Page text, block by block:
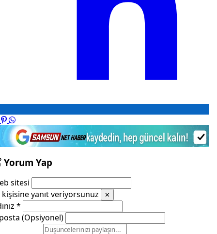
Yorum Yap
sitesi
kişisine yanıt veriyorsunuz
✕
*
(Opsiyonel)